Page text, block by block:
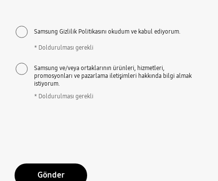
Samsung Gizlilik Politikasını okudum ve kabul ediyorum.
* Doldurulması gerekli
Samsung ve/veya ortaklarının ürünleri, hizmetleri,
promosyonları ve pazarlama iletişimleri hakkında bilgi almak
istiyorum.
* Doldurulması gerekli
Gönder